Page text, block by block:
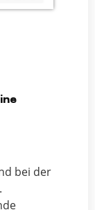
bei der